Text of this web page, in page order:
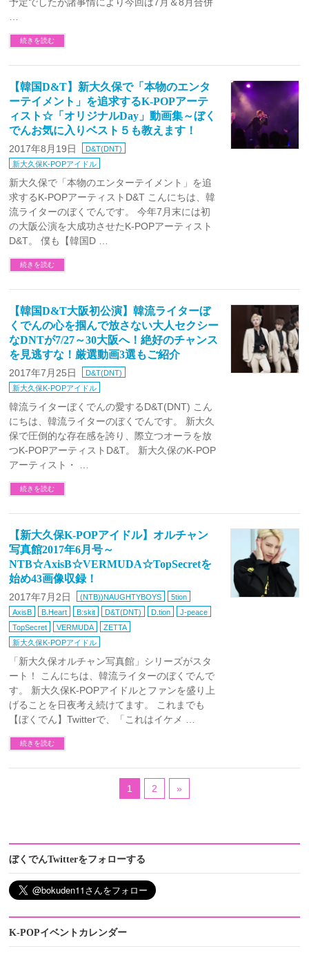
続きを読む
【韓国D&T】新大久保で「本物のエンタ
ーテイメント」を追求するK-POPアーテ
ィスト☆「オリジナルDay」動画集～ぼく
でんお気に入りベスト５も教えます！
2017年8月19日
D&T(DNT)
新大久保K-POPアイドル
新大久保で「本物のエンターテイメント」を追
求するK-POPアーティストD&T こんにちは、韓
流ライターのぼくでんです。 今年7月末には初
の大阪公演を大成功させたK-POPアーティスト
D&T。 僕も【韓国D …
続きを読む
【韓国D&T大阪初公演】韓流ライターぼ
くでんの心を掴んで放さない大人セクシー
なDNTが7/27～30大阪へ！絶好のチャンス
を見逃すな！厳選動画3選もご紹介
2017年7月25日
D&T(DNT)
新大久保K-POPアイドル
韓流ライターぼくでんの愛するD&T(DNT) こん
にちは、韓流ライターのぼくでんです。 新大久
保で圧倒的な存在感を誇り、際立つオーラを放
つK-POPアーティストD&T。 新大久保のK-POP
アーティスト・ …
続きを読む
【新大久保K-POPアイドル】オルチャン
写真館2017年6月号～
NTB☆AxisB☆VERMUDA☆TopSecretを
始め43画像収録！
2017年7月2日 (NTB))NAUGHTYBOYS
5tion
AxisB
B.Heart B:skit D&T(DNT) D.tion
J-peace
TopSecret
VERMUDA
ZETTA
新大久保K-POPアイドル
「新大久保オルチャン写真館」シリーズがスタ
ート！ こんにちは、韓流ライターのぼくでんで
す。 新大久保K-POPアイドルとファンを盛り上
げることを日夜考え続けてます。 これまでも
【ぼくでん】Twitterで、「これはイケメ …
続きを読む
1 2 »
ぼくでんTwitterをフォローする
K-POPイベントカレンダー